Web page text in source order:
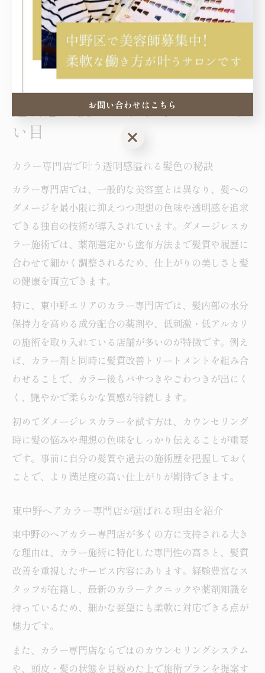
髪を維持しやすくなります。口コミや実際の利用者の声
も参考に、自分に合ったサロンを選ぶことが成功の秘訣
透明感重視なら東中野エリアが狙
い目
カラー専門店で叶う透明感溢れる髪色の秘訣
カラー専門店では、一般的な美容室とは異なり、髪への
ダメージを最小限に抑えつつ理想の色味や透明感を追求
できる独自の技術が導入されています。ダメージレスカ
ラー施術では、薬剤選定から塗布方法まで髪質や履歴に
合わせて細かく調整されるため、仕上がりの美しさと髪
の健康を両立できます。
特に、東中野エリアのカラー専門店では、髪内部の水分
保持力を高める成分配合の薬剤や、低刺激・低アルカリ
の施術を取り入れている店舗が多いのが特徴です。例え
ば、カラー剤と同時に髪質改善トリートメントを組み合
わせることで、カラー後もパサつきやごわつきが出にく
く、艶やかで柔らかな質感が持続します。
初めてダメージレスカラーを試す方は、カウンセリング
時に髪の悩みや理想の色味をしっかり伝えることが重要
です。事前に自分の髪質や過去の施術歴を把握しておく
ことで、より満足度の高い仕上がりが期待できます。
東中野ヘアカラー専門店が選ばれる理由を紹介
東中野のヘアカラー専門店が多くの方に支持される大き
な理由は、カラー施術に特化した専門性の高さと、髪質
改善を重視したサービス内容にあります。経験豊富なス
タッフが在籍し、最新のカラーテクニックや薬剤知識を
持っているため、細かな要望にも柔軟に対応できる点が
魅力です。
また、カラー専門店ならではのカウンセリングシステム
や、頭皮・髪の状態を見極めた上で施術プランを提案す
お問い合わせはこちら
お問い合わせはこちら